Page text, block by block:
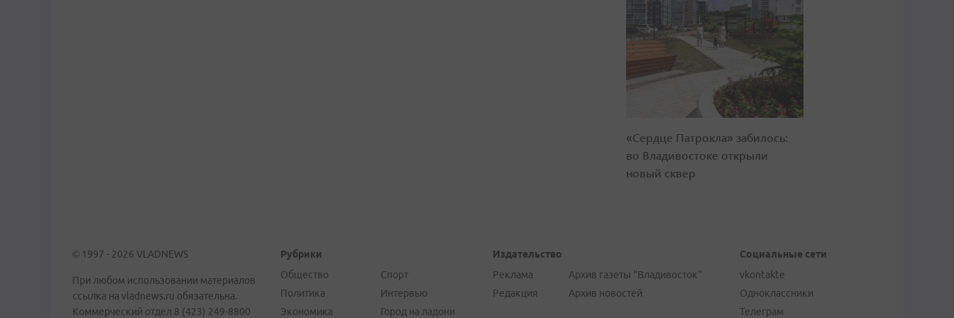
«Сердце Патрокла» забилось:
во Владивостоке открыли
новый сквер
© 1997 - 2026 VLADNEWS
При любом использовании материалов
ссылка на vladnews.ru обязательна.
Коммерческий отдел 8 (423) 249-8800
Рубрики
Общество
Политика
Экономика
Спорт
Интервью
Город на ладони
Издательство
Реклама
Редакция
Архив газеты "Владивосток"
Архив новостей
Социальные сети
vkontakte
Одноклассники
Телеграм